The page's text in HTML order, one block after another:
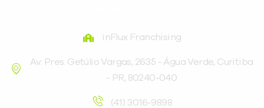
inFlux Franchising
Av. Pres. Getúlio Vargas, 2635 - Água Verde, Curitiba
- PR, 80240-040
(41) 3016-9898